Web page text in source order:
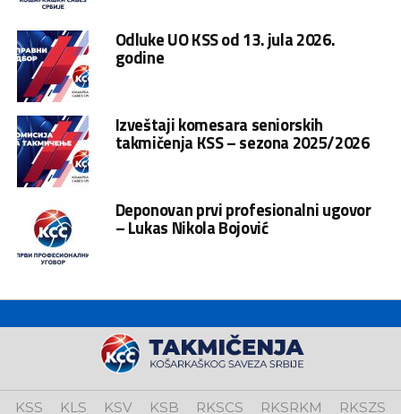
Odluke UO KSS od 13. jula 2026.
godine
Izveštaji komesara seniorskih
takmičenja KSS – sezona 2025/2026
Deponovan prvi profesionalni ugovor
– Lukas Nikola Bojović
KSS KLS KSV KSB RKSCS RKSRKM RKSZS